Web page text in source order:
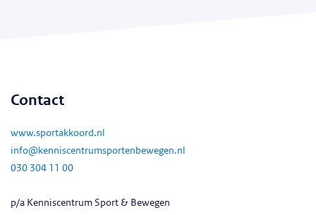
Contact
www.sportakkoord.nl
info@kenniscentrumsportenbewegen.nl
030 304 11 00
p/a Kenniscentrum Sport & Bewegen